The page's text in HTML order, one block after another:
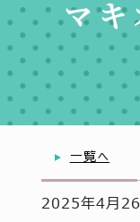
マ
一覧へ
2025年4月